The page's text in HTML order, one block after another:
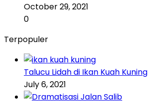
October 29, 2021
0
Terpopuler
Talucu Lidah di Ikan Kuah Kuning
July 6, 2021